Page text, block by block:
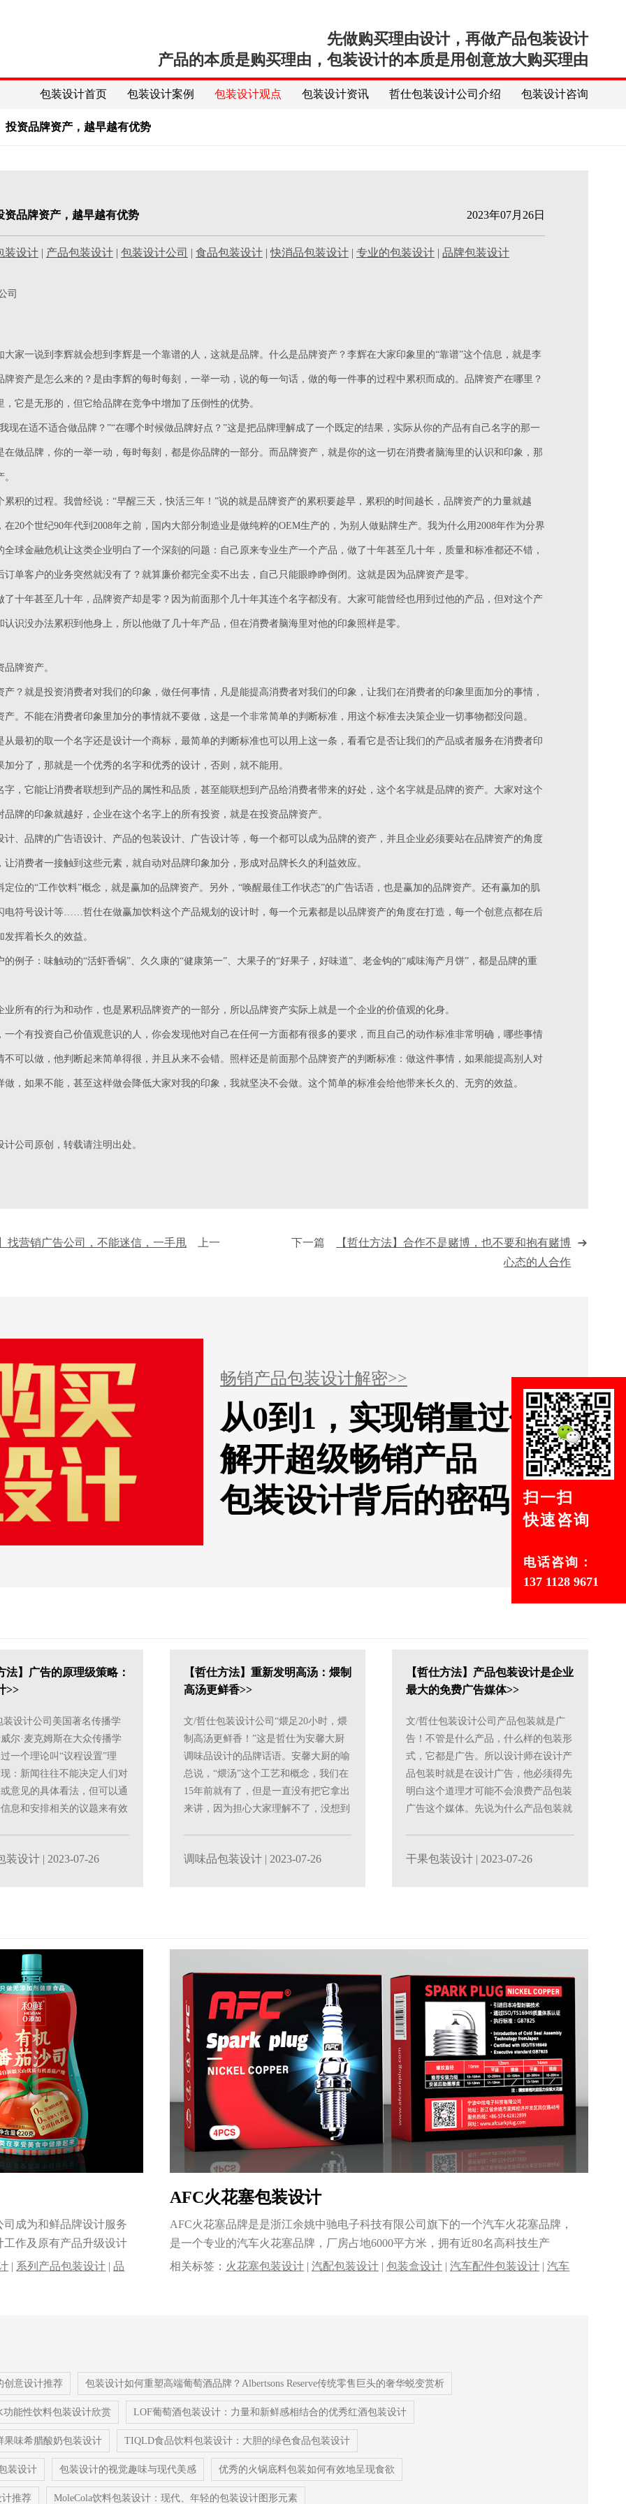
先做购买理由设计，再做产品包装设计
产品的本质是购买理由，包装设计的本质是用创意放大购买理由
包装设计首页 包装设计案例 包装设计观点 包装设计资讯 哲仕包装设计公司介绍 包装设计咨询
投资品牌资产，越早越有优势
资品牌资产，越早越有优势 2023年07月26日
装设计| 产品包装设计| 包装设计公司 | 食品包装设计|快消品包装设计| 专业的包装设计| 品牌包装设计
司
大家一说到李辉就会想到李辉是一个靠谱的人，这就是品牌。什么是品牌资产？李辉在大家印象里的“靠谱”这个信息，就是李
牌资产是怎么来的？是由李辉的每时每刻，一举一动，说的每一句话，做的每一件事的过程中累积而成的。品牌资产在哪里？
，它是无形的，但它给品牌在竞争中增加了压倒性的优势。
现在适不适合做品牌？”“在哪个时候做品牌好点？”这是把品牌理解成了一个既定的结果，实际从你的产品有自己名字的那一
在做品牌，你的一举一动，每时每刻，都是你品牌的一部分。而品牌资产，就是你的这一切在消费者脑海里的认识和印象，那
累积的过程。我曾经说：“早醒三天，快活三年！”说的就是品牌资产的累积要趁早，累积的时间越长，品牌资产的力量就越
在20个世纪90年代到2008年之前，国内大部分制造业是做纯粹的OEM生产的，为别人做贴牌生产。我为什么用2008年作为分界
全球金融危机让这类企业明白了一个深刻的问题：自己原来专业生产一个产品，做了十年甚至几十年，质量和标准都还不错，
订单客户的业务突然就没有了？就算廉价都完全卖不出去，自己只能眼睁睁倒闭。这就是因为品牌资产是零。
了十年甚至几十年，品牌资产却是零？因为前面那个几十年其连个名字都没有。大家可能曾经也用到过他的产品，但对这个产
认识没办法累积到他身上，所以他做了几十年产品，但在消费者脑海里对他的印象照样是零。
牌资产。
产？就是投资消费者对我们的印象，做任何事情，凡是能提高消费者对我们的印象，让我们在消费者的印象里面加分的事情，
产。不能在消费者印象里加分的事情就不要做，这是一个非常简单的判断标准，用这个标准去决策企业一切事物都没问题。
从最初的取一个名字还是设计一个商标，最简单的判断标准也可以用上这一条，看看它是否让我们的产品或者服务在消费者印
加分了，那就是一个优秀的名字和优秀的设计，否则，就不能用。
字，它能让消费者联想到产品的属性和品质，甚至能联想到产品给消费者带来的好处，这个名字就是品牌的资产。大家对这个
品牌的印象就越好，企业在这个名字上的所有投资，就是在投资品牌资产。
计、品牌的广告语设计、产品的包装设计、广告设计等，每一个都可以成为品牌的资产，并且企业必须要站在品牌资产的角度
让消费者一接触到这些元素，就自动对品牌印象加分，形成对品牌长久的利益效应。
定位的“工作饮料”概念，就是赢加的品牌资产。另外，“唤醒最佳工作状态”的广告话语，也是赢加的品牌资产。还有赢加的肌
电符号设计等……哲仕在做赢加饮料这个产品规划的设计时，每一个元素都是以品牌资产的角度在打造，每一个创意点都在后
挥着长久的效益。
的例子：味触动的“活虾香锅”、久久康的“健康第一”、大果子的“好果子，好味道”、老金钩的“咸味海产月饼”，都是品牌的重
业所有的行为和动作，也是累积品牌资产的一部分，所以品牌资产实际上就是一个企业的价值观的化身。
一个有投资自己价值观意识的人，你会发现他对自己在任何一方面都有很多的要求，而且自己的动作标准非常明确，哪些事情
不可以做，他判断起来简单得很，并且从来不会错。照样还是前面那个品牌资产的判断标准：做这件事情，如果能提高别人对
做，如果不能，甚至这样做会降低大家对我的印象，我就坚决不会做。这个简单的标准会给他带来长久的、无穷的效益。
公司原创，转载请注明出处。
找营销广告公司，不能迷信，一手甩 上一 下一篇
【哲仕方法】合作不是赌博，也不要和抱有赌博
心态的人合作
畅销产品包装设计解密>>
从0到1，实现销量过亿！
解开超级畅销产品
包装设计背后的密码
法】广告的原理级策略：
>>
装设计公司美国著名传播学
尔·麦克姆斯在大众传播学
一个理论叫“议程设置”理
：新闻往往不能决定人们对
意见的具体看法，但可以通
息和安排相关的议题来有效
装设计| 2023-07-26
【哲仕方法】重新发明高汤：煨制
高汤更鲜香>>
文/哲仕包装设计公司“煨足20小时，煨
制高汤更鲜香！”这是哲仕为安馨大厨
调味品设计的品牌话语。安馨大厨的喻
总说，“煨汤”这个工艺和概念，我们在
15年前就有了，但是一直没有把它拿出
来讲，因为担心大家理解不了，没想到
调味品包装设计 | 2023-07-26
【哲仕方法】产品包装设计是企业
最大的免费广告媒体>>
文/哲仕包装设计公司产品包装就是广
告！不管是什么产品，什么样的包装形
式，它都是广告。所以设计师在设计产
品包装时就是在设计广告，他必须得先
明白这个道理才可能不会浪费产品包装
广告这个媒体。先说为什么产品包装就
干果包装设计 | 2023-07-26
成为和鲜品牌设计服务
作及原有产品升级设计
| 系列产品包装设计 |品
AFC火花塞包装设计
AFC火花塞品牌是是浙江余姚中驰电子科技有限公司旗下的一个汽车火花塞品牌，
是一个专业的汽车火花塞品牌，厂房占地6000平方米，拥有近80名高科技生产
工......
相关标签： 火花塞包装设计 |汽配包装设计 |包装盒设计 |汽车配件包装设计 |汽车
创意设计推荐 包装设计如何重塑高端葡萄酒品牌？Albertsons Reserve传统零售巨头的奢华蜕变赏析
能性饮料包装设计欣赏 LOF葡萄酒包装设计：力量和新鲜感相结合的优秀红酒包装设计
果味希腊酸奶包装设计 TIQLD食品饮料包装设计：大胆的绿色食品包装设计
装设计 包装设计的视觉趣味与现代美感 优秀的火锅底料包装如何有效地呈现食欲
推荐 MoleCola饮料包装设计：现代、年轻的包装设计图形元素
扫一扫
快速咨询
电话咨询：
137 1128 9671